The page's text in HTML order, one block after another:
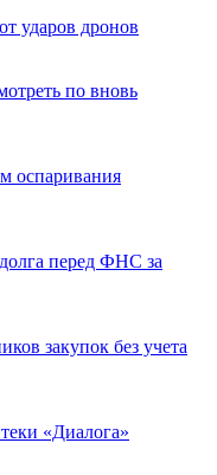
ударов дронов
по вновь
оспаривания
перед ФНС за
закупок без учета
«Диалога»